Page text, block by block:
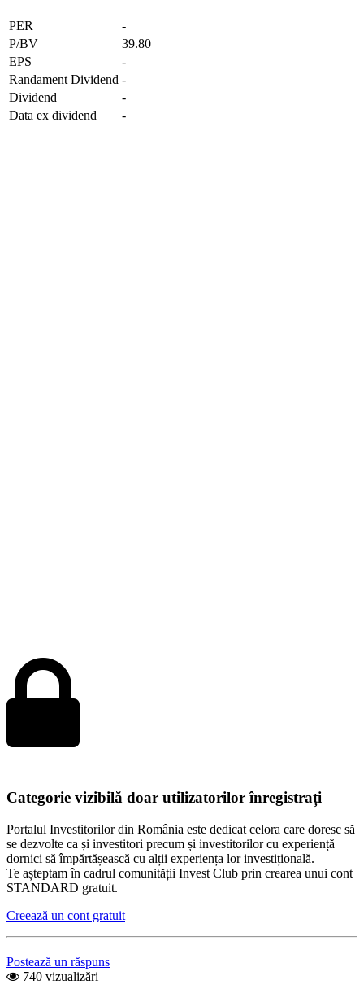
PER
-
P/BV
39.80
EPS
-
Randament Dividend -
Dividend
-
Data ex dividend
-
Categorie vizibilă doar utilizatorilor înregistrați
Portalul Investitorilor din România este dedicat celora care doresc să
se dezvolte ca și investitori precum și investitorilor cu experiență
dornici să împărtășească cu alții experiența lor investițională.
Te așteptam în cadrul comunității Invest Club prin crearea unui cont
STANDARD gratuit.
Creează un cont gratuit
Postează un răspuns
740 vizualizări